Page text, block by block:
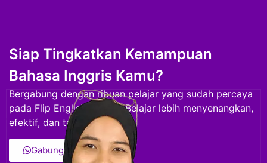
Siap Tingkatkan Kemampuan
Bahasa Inggris Kamu?
Bergabung dengan ribuan pelajar yang sudah percaya
pada Flip English School. Belajar lebih menyenangkan,
efektif, dan terstruktur.
Gabung Sekarang